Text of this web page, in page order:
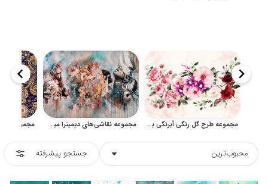
مجموعه طرح گل رنگی آبرنگی برای چاپ و طراحی گرافیکی مجموعه نقاشی‌های دیمیترا میلان؛ پرتره‌های شاعرانه و رنگی
محبوب‌ترین جستجو پیشرفته